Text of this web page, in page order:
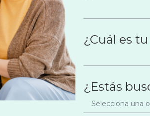
¿Cuál es
¿Estás